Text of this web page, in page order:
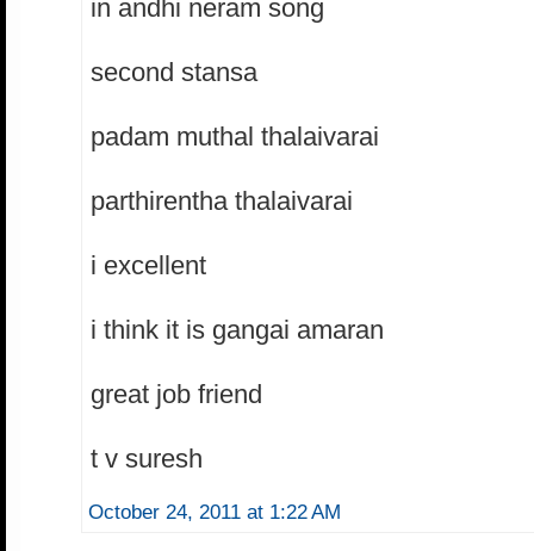
in andhi neram song
second stansa
padam muthal thalaivarai
parthirentha thalaivarai
i excellent
i think it is gangai amaran
great job friend
t v suresh
October 24, 2011 at 1:22 AM